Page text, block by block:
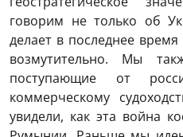
говорим не только об
делает в последнее
возмутительно. Мы
поступающие от
коммерческому
увидели, как эта война